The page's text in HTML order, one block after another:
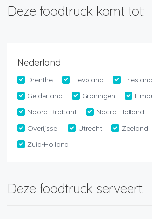
Deze foodtruck komt tot:
Nederland
Drenthe Flevoland
Friesland
Gelderland
Groningen
Noord-Brabant
Noord-Holland
Overijssel
Utrecht
Zeeland
Zuid-Holland
Deze foodtruck serveert: